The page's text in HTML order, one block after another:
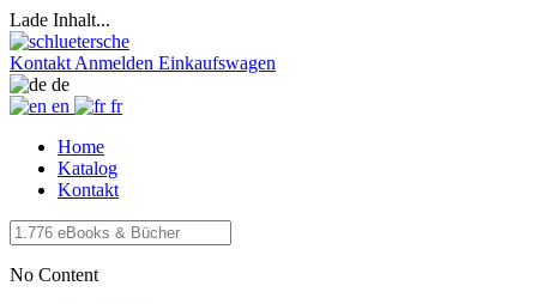
Lade Inhalt...
Kontakt Anmelden Einkaufswagen
de
en
fr
Home
Katalog
Kontakt
No Content